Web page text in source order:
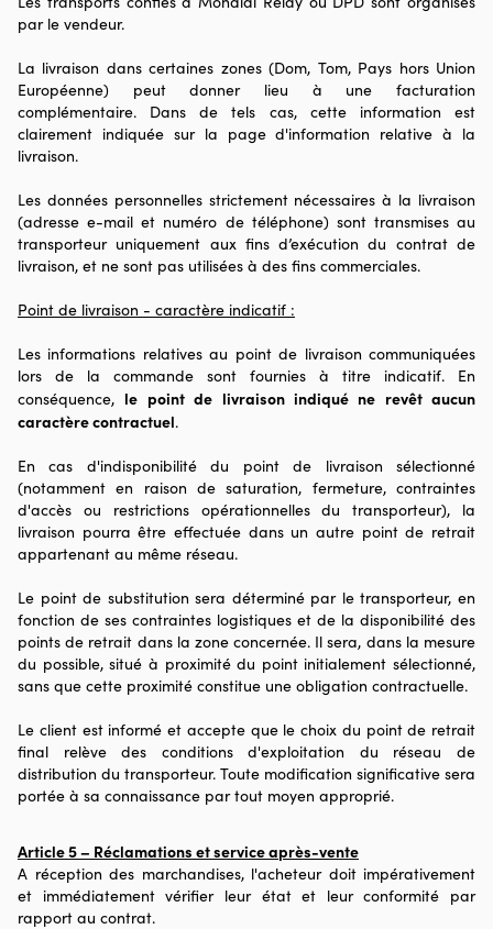
par le vendeur.
La livraison dans certaines zones (Dom, Tom, Pays hors Union
Européenne) peut donner lieu à une facturation
complémentaire. Dans de tels cas, cette information est
clairement indiquée sur la page d'information relative à la
livraison.
Les données personnelles strictement nécessaires à la livraison
(adresse e-mail et numéro de téléphone) sont transmises au
transporteur uniquement aux fins d’exécution du contrat de
livraison, et ne sont pas utilisées à des fins commerciales.
Point de livraison - caractère indicatif :
Les informations relatives au point de livraison communiquées
lors de la commande sont fournies à titre indicatif. En
conséquence, le point de livraison indiqué ne revêt aucun
caractère contractuel.
En cas d'indisponibilité du point de livraison sélectionné
(notamment en raison de saturation, fermeture, contraintes
d'accès ou restrictions opérationnelles du transporteur), la
livraison pourra être effectuée dans un autre point de retrait
appartenant au même réseau.
Le point de substitution sera déterminé par le transporteur, en
fonction de ses contraintes logistiques et de la disponibilité des
points de retrait dans la zone concernée. Il sera, dans la mesure
du possible, situé à proximité du point initialement sélectionné,
sans que cette proximité constitue une obligation contractuelle.
Le client est informé et accepte que le choix du point de retrait
final relève des conditions d'exploitation du réseau de
distribution du transporteur. Toute modification significative sera
portée à sa connaissance par tout moyen approprié.
Article 5 – Réclamations et service après-vente
A réception des marchandises, l'acheteur doit impérativement
et immédiatement vérifier leur état et leur conformité par
rapport au contrat.